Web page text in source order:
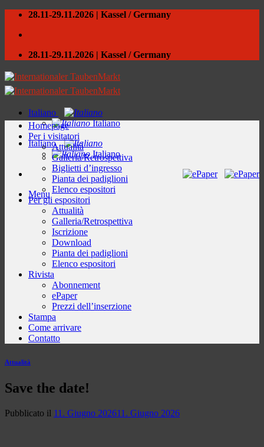
Skip
content
28.11-29.11.2026 | Kassel / Germany
28.11-29.11.2026 | Kassel / Germany
Italiano
Italiano
Italiano
Italiano
Menu
Homepage
Per i visitatori
Attualità
Galleria/Retrospettiva
Biglietti d’ingresso
Pianta dei padiglioni
Elenco espositori
Per gli espositori
Attualità
Galleria/Retrospettiva
Iscrizione
Download
Pianta dei padiglioni
Elenco espositori
Rivista
Abonnement
ePaper
Prezzi dell’inserzione
Stampa
Come arrivare
Contatto
Attualità
Save the date!
Pubblicato il 11. Giugno 202611. Giugno 2026